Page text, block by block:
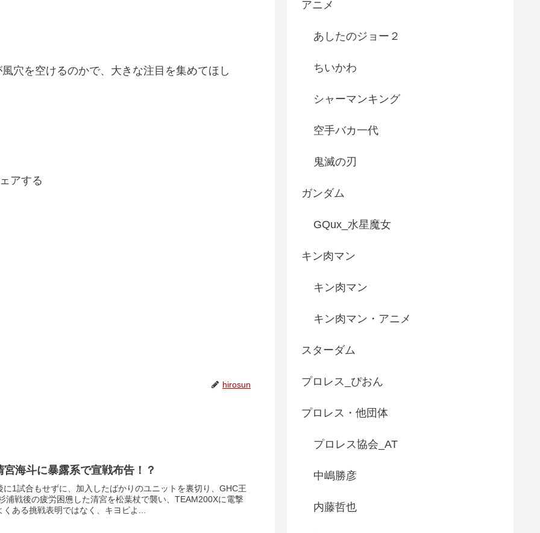
穴を空けるのかで、大きな注目を集めてほし
アする
hirosun
海斗に暴露系で宣戦布告！？
1試合もせずに、加入したばかりのユニットを裏切り、GHC王
浦戦後の疲労困憊した清宮を松葉杖で襲い、TEAM200Xに電撃
ある挑戦表明ではなく、キヨピよ...
アニメ
あしたのジョー２
ちいかわ
シャーマンキング
空手バカ一代
鬼滅の刃
ガンダム
GQux_水星魔女
キン肉マン
キン肉マン
キン肉マン・アニメ
スターダム
プロレス_ぴおん
プロレス・他団体
プロレス協会_AT
中嶋勝彦
内藤哲也